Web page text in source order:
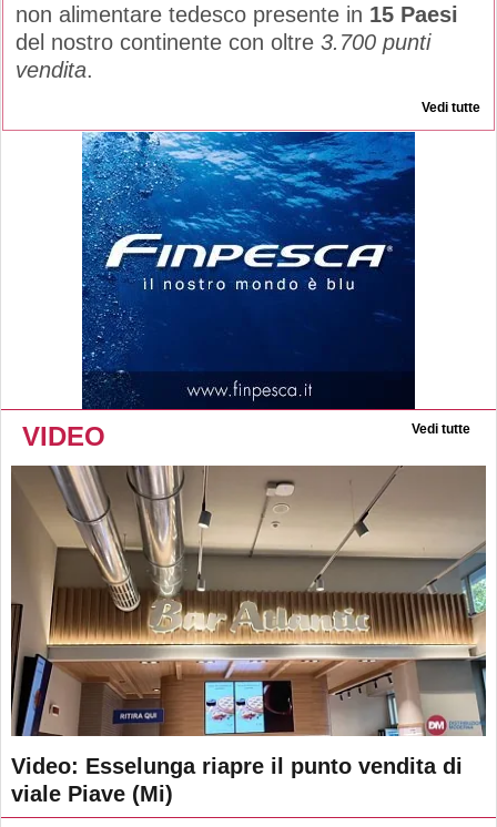
non alimentare tedesco presente in 15 Paesi
del nostro continente con oltre 3.700 punti
vendita.
Vedi tutte
VIDEO Vedi tutte
Video: Esselunga riapre il punto vendita di
viale Piave (Mi)